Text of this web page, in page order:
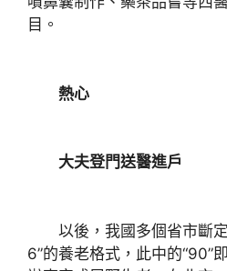
目。
熱心
大夫登門送醫進戶
以後，我國多個省市斷
6”的養老格式，此中的“90”